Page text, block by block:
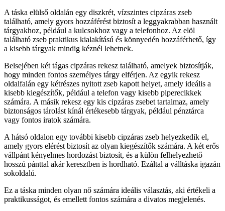
A táska elülső oldalán egy diszkrét, vízszintes cipzáras zseb
található, amely gyors hozzáférést biztosít a leggyakrabban használt
tárgyakhoz, például a kulcsokhoz vagy a telefonhoz. Az elöl
található zseb praktikus kialakítású és könnyedén hozzáférhető, így
a kisebb tárgyak mindig kéznél lehetnek.
Belsejében két tágas cipzáras rekesz található, amelyek biztosítják,
hogy minden fontos személyes tárgy elférjen. Az egyik rekesz
oldalfalán egy kétrészes nyitott zseb kapott helyet, amely ideális a
kisebb kiegészítők, például a telefon vagy kisebb piperecikkek
számára. A másik rekesz egy kis cipzáras zsebet tartalmaz, amely
biztonságos tárolást kínál értékesebb tárgyak, például pénztárca
vagy fontos iratok számára.
A hátsó oldalon egy további kisebb cipzáras zseb helyezkedik el,
amely gyors elérést biztosít az olyan kiegészítők számára. A két erős
vállpánt kényelmes hordozást biztosít, és a külön felhelyezhető
hosszú pánttal akár keresztben is hordható. Ezáltal a válltáska igazán
sokoldalú.
Ez a táska minden olyan nő számára ideális választás, aki értékeli a
praktikusságot, és emellett fontos számára a divatos megjelenés.